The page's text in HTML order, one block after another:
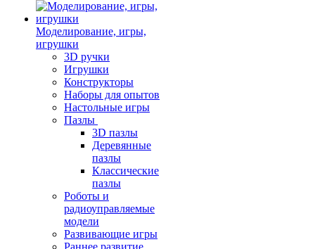
Моделирование, игры,
игрушки
3D ручки
Игрушки
Конструкторы
Наборы для опытов
Настольные игры
Пазлы
3D пазлы
Деревянные
пазлы
Классические
пазлы
Роботы и
радиоуправляемые
модели
Развивающие игры
Раннее развитие